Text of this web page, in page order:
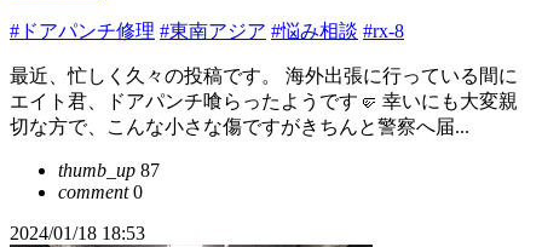
#ドアパンチ修理 #東南アジア #悩み相談 #rx-8
最近、忙しく久々の投稿です。 海外出張に行っている間に
エイト君、ドアパンチ喰らったようです🤛 幸いにも大変親
切な方で、こんな小さな傷ですがきちんと警察へ届...
thumb_up 87
comment0
2024/01/18 18:53